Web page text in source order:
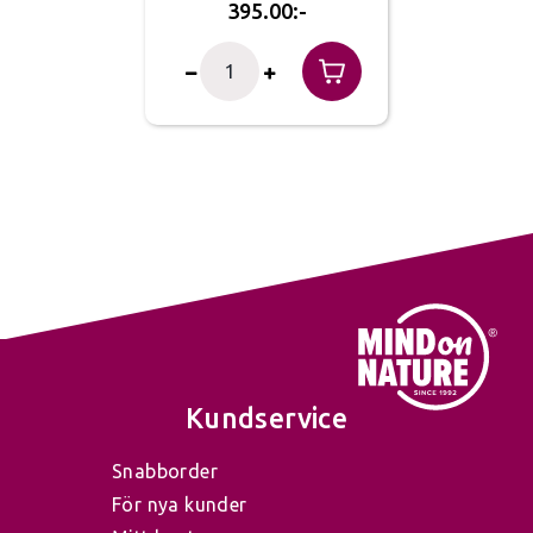
kannan stabil att ställa ifrån sig och ger en
naturlig balans när du häller.
Europa av kraftig stålplåt som först
elektriskt zinkbehandlas för att ge ett
effektivt skydd mot korrosion. Därefter
lackeras de färgade modellerna med en
och ett elegant utseende.
395.00
Kundservice
Snabborder
För nya kunder